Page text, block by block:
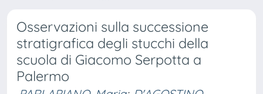
Osservazioni sulla successione
stratigrafica degli stucchi della
scuola di Giacomo Serpotta a
Palermo